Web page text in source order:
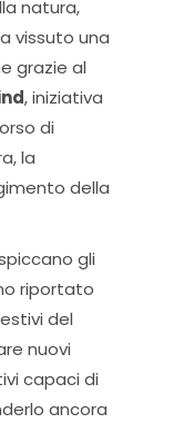
natura,
vissuto una
grazie al
, iniziativa
di
la
della
gli
riportato
del
nuovi
capaci di
ancora